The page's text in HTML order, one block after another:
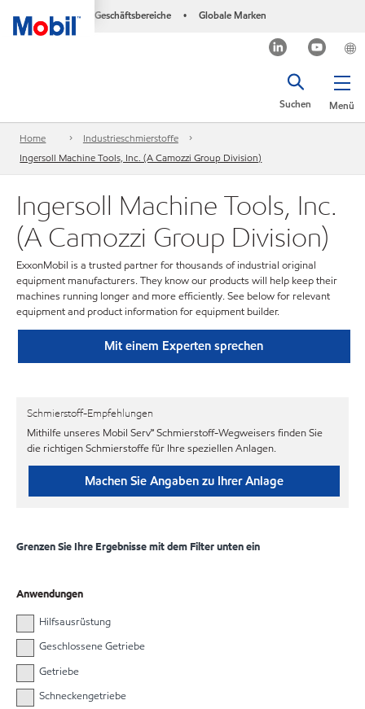
Geschäftsbereiche • Globale Marken
Menü
Suchen
Home
Industrieschmierstoffe
Ingersoll Machine Tools, Inc. (A Camozzi Group Division)
Ingersoll Machine Tools, Inc.
(A Camozzi Group Division)
ExxonMobil is a trusted partner for thousands of industrial original
equipment manufacturers. They know our products will help keep their
machines running longer and more efficiently. See below for relevant
equipment and product information for equipment builder.
Mit einem Experten sprechen
Schmierstoff-Empfehlungen
Mithilfe unseres Mobil Serv℠ Schmierstoff-Wegweisers finden Sie
die richtigen Schmierstoffe für Ihre speziellen Anlagen.
Machen Sie Angaben zu Ihrer Anlage
Grenzen Sie Ihre Ergebnisse mit dem Filter unten ein
Anwendungen
Hilfsausrüstung
Geschlossene Getriebe
Getriebe
Schneckengetriebe